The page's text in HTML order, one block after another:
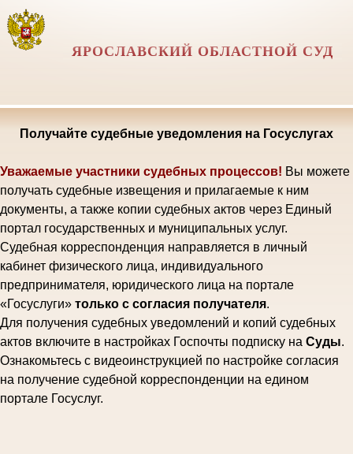
ЯРОСЛАВСКИЙ ОБЛАСТНОЙ СУД
Получайте судебные уведомления на Госуслугах
Уважаемые участники судебных процессов! Вы можете
получать судебные извещения и прилагаемые к ним
документы, а также копии судебных актов через Единый
портал государственных и муниципальных услуг.
Судебная корреспонденция направляется в личный
кабинет физического лица, индивидуального
предпринимателя, юридического лица на портале
«Госуслуги» только с согласия получателя.
Для получения судебных уведомлений и копий судебных
актов включите в настройках Госпочты подписку на Суды.
Ознакомьтесь с видеоинструкцией по настройке согласия
на получение судебной корреспонденции на едином
портале Госуслуг.